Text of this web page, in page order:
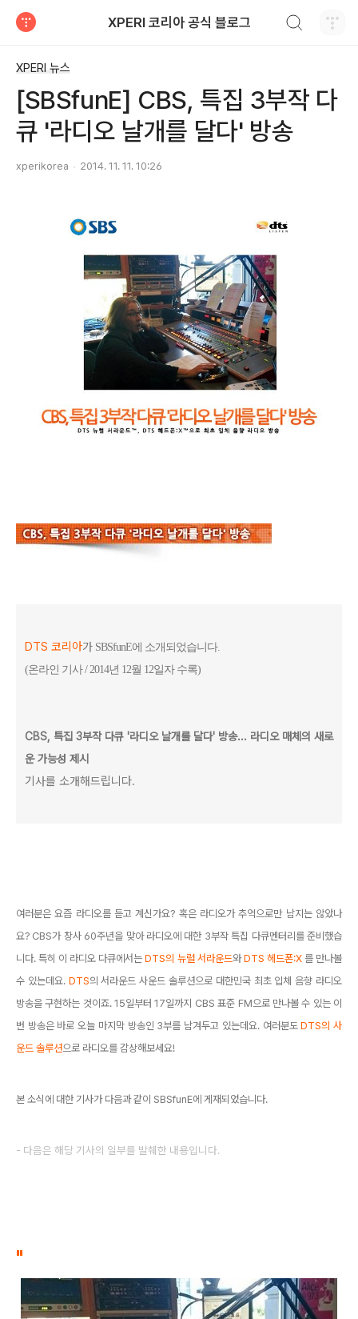
XPERI 코리아 공식 블로그
XPERI 뉴스
[SBSfunE] CBS, 특집 3부작 다
큐 '라디오 날개를 달다' 방송
xperikorea 2014. 11. 11. 10:26
DTS 코리아가 SBSfunE에 소개되었습니다.
(온라인 기사 / 2014년 12월 12일자 수록)
CBS, 특집 3부작 다큐 '라디오 날개를 달다' 방송... 라디오 매체의 새로
운 가능성 제시
기사를 소개해드립니다.
여러분은 요즘 라디오를 듣고 계신가요? 혹은 라디오가 추억으로만 남지는 않았나
요? CBS가 창사 60주년을 맞아 라디오에 대한 3부작 특집 다큐멘터리를 준비했습
니다. 특히 이 라디오 다큐에서는 DTS의 뉴럴 서라운드와DTS 헤드폰:X 를 만나볼
수 있는데요.DTS의 서라운드 사운드 솔루션으로 대한민국 최초 입체 음향 라디오
방송을 구현하는 것이죠. 15일부터 17일까지 CBS 표준 FM으로 만나볼 수 있는 이
번 방송은 바로 오늘 마지막 방송인 3부를 남겨두고 있는데요. 여러분도DTS의 사
운드 솔루션으로 라디오를 감상해보세요!
본 소식에 대한 기사가 다음과 같이 SBSfunE에 게재되었습니다.
- 다음은 해당 기사의 일부를 발췌한 내용입니다.
"